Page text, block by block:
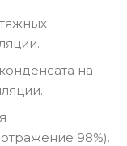
на
98%).